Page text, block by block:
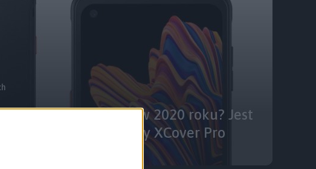
wyjmowaną baterią w 2020 roku? Jest
się Samsung Galaxy XCover Pro